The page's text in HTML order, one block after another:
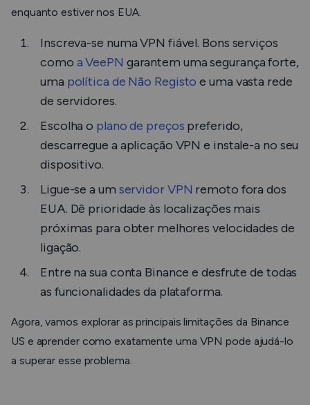
enquanto estiver nos EUA.
Inscreva-se numa VPN fiável. Bons serviços
como a VeePN garantem uma segurança forte,
uma política de Não Registo e uma vasta rede
de servidores.
Escolha o plano de preços preferido,
descarregue a aplicação VPN e instale-a no seu
dispositivo.
Ligue-se a um servidor VPN remoto fora dos
EUA. Dê prioridade às localizações mais
próximas para obter melhores velocidades de
ligação.
Entre na sua conta Binance e desfrute de todas
as funcionalidades da plataforma.
Agora, vamos explorar as principais limitações da Binance
US e aprender como exatamente uma VPN pode ajudá-lo
a superar esse problema.